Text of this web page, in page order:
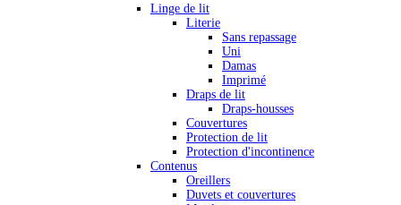
Linge de lit
Literie
Sans repassage
Uni
Damas
Imprimé
Draps de lit
Draps-housses
Couvertures
Protection de lit
Protection d'incontinence
Contenus
Oreillers
Duvets et couvertures